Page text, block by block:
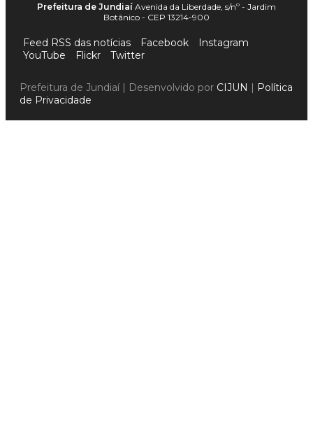
Prefeitura de Jundiaí Avenida da Liberdade, s/nº - Jardim
Botânico - CEP 13214-900
Feed RSS das notícias Facebook
Instagram
YouTube
Flickr Twitter
Prefeitura de Jundiaí | Desenvolvido por CIJUN | Política
de Privacidade